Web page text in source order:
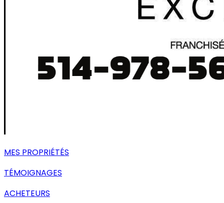
MES PROPRIÉTÉS
TÉMOIGNAGES
ACHETEURS